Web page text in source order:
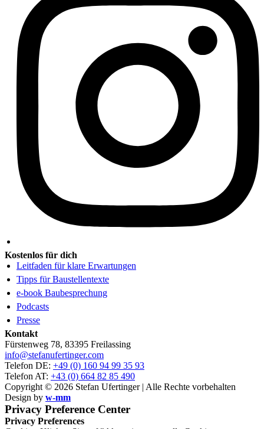
Kostenlos für dich
Leitfaden für klare Erwartungen
Tipps für Baustellentexte
e-book Baubesprechung
Podcasts
Presse
Kontakt
Fürstenweg 78, 83395 Freilassing
info@stefanufertinger.com
Telefon DE: +49 (0) 160 94 99 35 93
Telefon AT: +43 (0) 664 82 85 490
Copyright © 2026 Stefan Ufertinger | Alle Rechte vorbehalten
Design by w-mm
Privacy Preference Center
Privacy Preferences